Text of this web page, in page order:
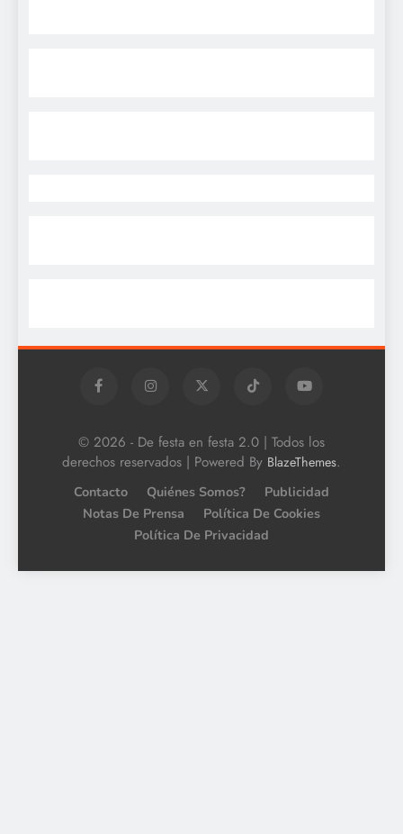
© 2026 - De festa en festa 2.0 | Todos los
derechos reservados | Powered By BlazeThemes.
Contacto Quiénes Somos?
Publicidad
Notas De Prensa
Política De Cookies
Política De Privacidad